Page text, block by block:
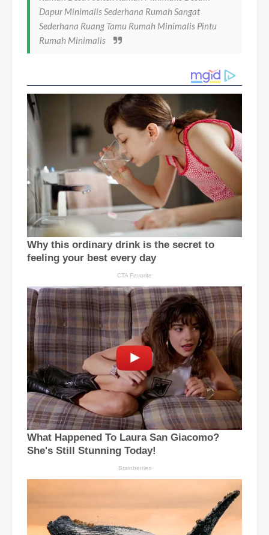
Dapur Minimalis Sederhana Rumah Sangat
Sederhana Ruang Tamu Rumah Minimalis Pintu
Rumah Minimalis